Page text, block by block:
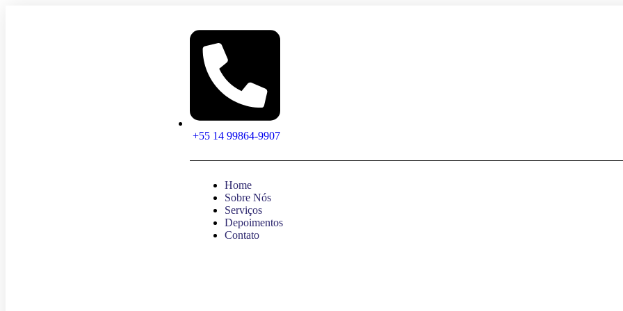
+55 14 99864-9907
Home
Sobre Nós
Serviços
Depoimentos
Contato